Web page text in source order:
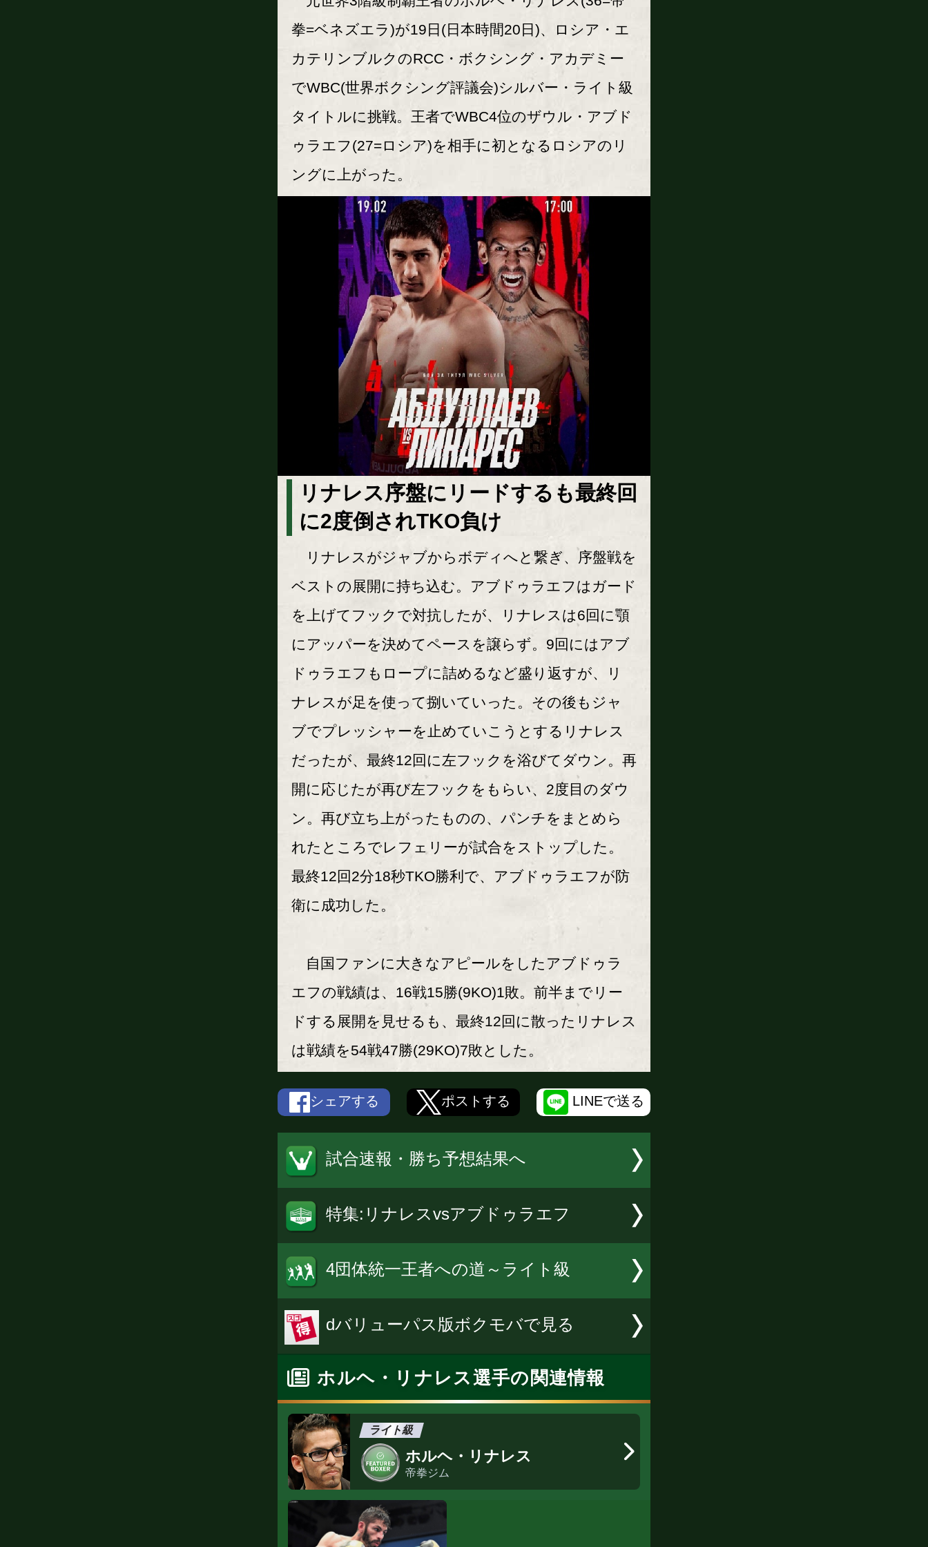
拳=ベネズエラ)が19日(日本時間20日)、ロシア・エ
カテリンブルクのRCC・ボクシング・アカデミー
でWBC(世界ボクシング評議会)シルバー・ライト級
タイトルに挑戦。王者でWBC4位のザウル・アブド
ゥラエフ(27=ロシア)を相手に初となるロシアのリ
ングに上がった。
リナレス序盤にリードするも最終回
に2度倒されTKO負け
リナレスがジャブからボディへと繋ぎ、序盤戦を
ベストの展開に持ち込む。アブドゥラエフはガード
を上げてフックで対抗したが、リナレスは6回に顎
にアッパーを決めてペースを譲らず。9回にはアブ
ドゥラエフもロープに詰めるなど盛り返すが、リ
ナレスが足を使って捌いていった。その後もジャ
ブでプレッシャーを止めていこうとするリナレス
だったが、最終12回に左フックを浴びてダウン。再
開に応じたが再び左フックをもらい、2度目のダウ
ン。再び立ち上がったものの、パンチをまとめら
れたところでレフェリーが試合をストップした。
最終12回2分18秒TKO勝利で、アブドゥラエフが防
衛に成功した。
自国ファンに大きなアピールをしたアブドゥラ
エフの戦績は、16戦15勝(9KO)1敗。前半までリー
ドする展開を見せるも、最終12回に散ったリナレス
は戦績を54戦47勝(29KO)7敗とした。
シェアする ポストする LINEで送る
試合速報・勝ち予想結果へ
特集:リナレスvsアブドゥラエフ
4団体統一王者への道～ライト級
dバリューパス版ボクモバで見る
ホルヘ・リナレス選手の関連情報
ライト級
ホルヘ・リナレス
帝拳ジム